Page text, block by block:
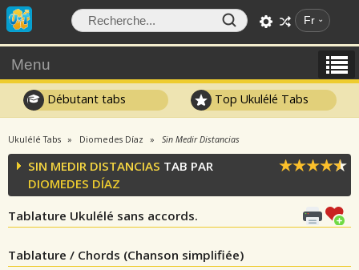
Fr
Menu
Débutant tabs Top Ukulélé Tabs
Ukulélé Tabs Diomedes Díaz Sin Medir Distancias
SIN MEDIR DISTANCIAS TAB PAR
DIOMEDES DÍAZ
Tablature Ukulélé sans accords.
Tablature / Chords (Chanson simplifiée)